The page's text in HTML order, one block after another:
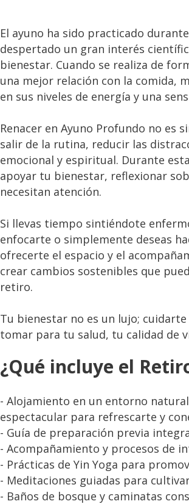
El ayuno ha sido practicado
despertado un gran interés
bienestar. Cuando se realiza de
una mejor relación con la comida,
en sus niveles de energía y una
Renacer en Ayuno Profundo no es
salir de la rutina, reducir las
emocional y espiritual. Durante
apoyar tu bienestar, reflexionar
necesitan atención.
Si llevas tiempo sintiéndote
enfocarte o simplemente deseas
ofrecerte el espacio y el
crear cambios sostenibles que
retiro.
Tu bienestar no es un lujo;
tomar para tu salud, tu calidad de
¿Qué incluye el
- Alojamiento en un entorno
espectacular para refrescarte y
- Guía de preparación previa
- Acompañamiento y procesos de
- Prácticas de Yin Yoga para
- Meditaciones guiadas para
- Baños de bosque y caminatas